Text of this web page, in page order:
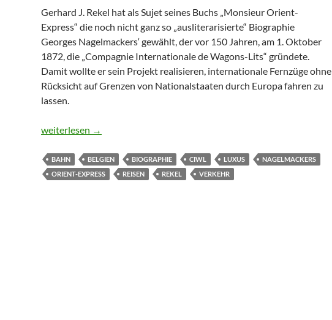
Gerhard J. Rekel hat als Sujet seines Buchs „Monsieur Orient-
Express“ die noch nicht ganz so „ausliterarisierte“ Biographie
Georges Nagelmackers‘ gewählt, der vor 150 Jahren, am 1. Oktober
1872, die „Compagnie Internationale de Wagons-Lits“ gründete.
Damit wollte er sein Projekt realisieren, internationale Fernzüge ohne
Rücksicht auf Grenzen von Nationalstaaten durch Europa fahren zu
lassen.
Der Mann, der Europa vernetzte
weiterlesen →
BAHN BELGIEN BIOGRAPHIE CIWL LUXUS
NAGELMACKERS
ORIENT-EXPRESS
REISEN REKEL VERKEHR